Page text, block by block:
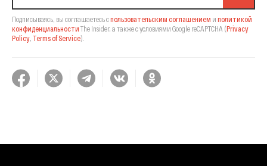
Подписываясь, вы соглашаетесь спользовательским соглашением и политикой
конфиденциальности The Insider, а также с условиями Google reCAPTCHA (Privacy
Policy, Terms of Service).